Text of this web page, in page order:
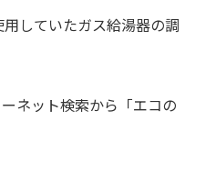
していたガス給湯器の調
ネット検索から「エコの